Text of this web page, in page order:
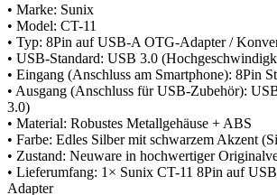
• Marke: Sunix
• Model: CT-11
• Typ: 8Pin auf USB-A OTG-Adapter /
• USB-Standard: USB 3.0
• Eingang (Anschluss am Smartphone): 8Pin
• Ausgang (Anschluss für USB-Zubehör):
3.0)
• Material: Robustes Metallgehäuse + ABS
• Farbe: Edles Silber mit schwarzem Akzent
• Zustand: Neuware in hochwertiger
• Lieferumfang: 1× Sunix CT-11 8Pin auf
Adapter